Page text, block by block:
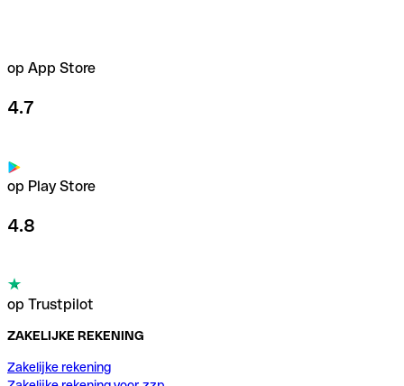
op App Store
4.7
op Play Store
4.8
op Trustpilot
ZAKELIJKE REKENING
Zakelijke rekening